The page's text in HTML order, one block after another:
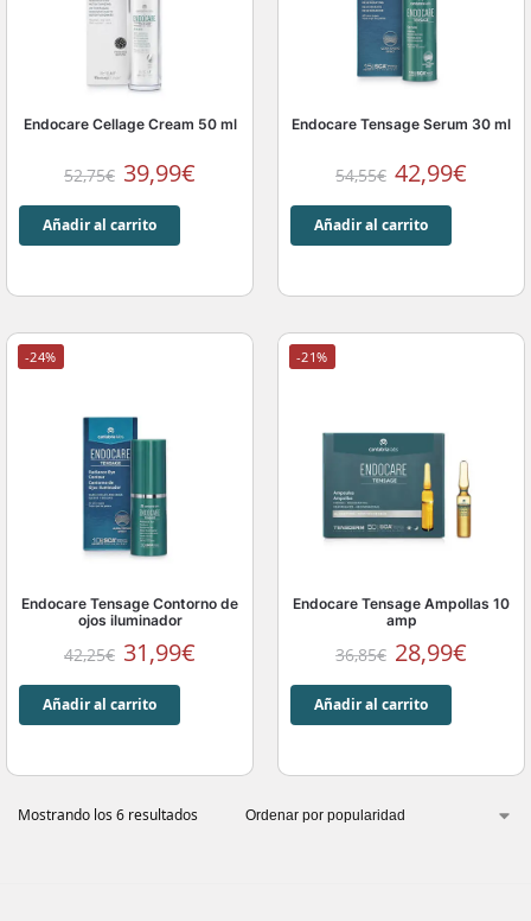
Endocare Cellage Cream 50 ml
52,75€ 39,99€
Añadir al carrito
Endocare Tensage Serum 30 ml
54,55€ 42,99€
Añadir al carrito
-24%
Endocare Tensage Contorno de
ojos iluminador
42,25€ 31,99€
Añadir al carrito
-21%
Endocare Tensage Ampollas 10
amp
36,85€ 28,99€
Añadir al carrito
Mostrando los 6 resultados